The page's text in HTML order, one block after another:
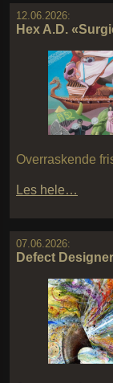
12.06.2026:
Hex A.D.
Overraskende
Les hele…
07.06.2026:
Defect